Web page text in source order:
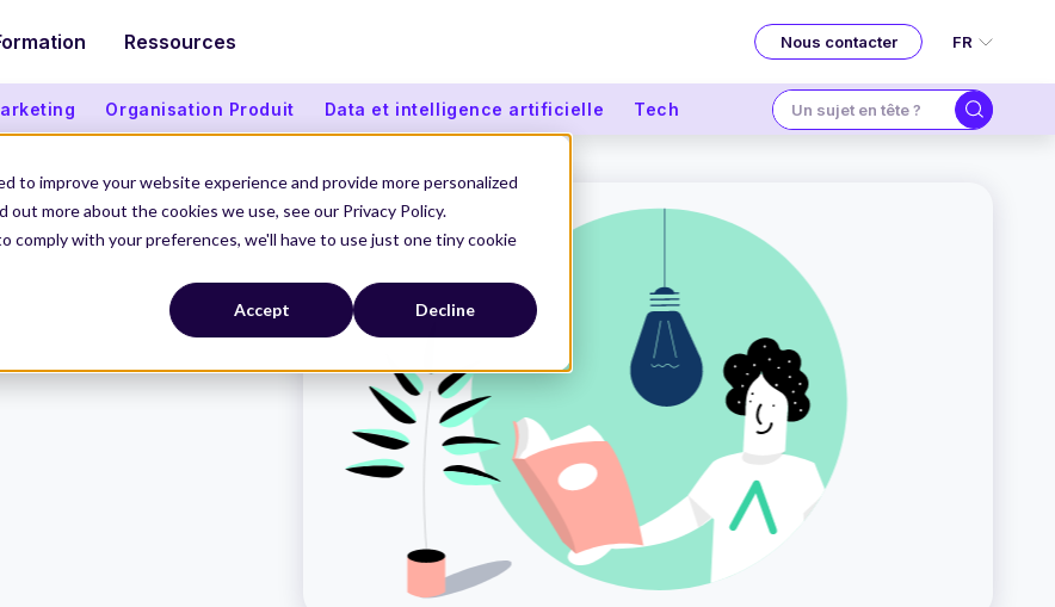
to improve your website experience and provide more personalized
more about the cookies we use, see our Privacy Policy.
with your preferences, we'll have to use just one tiny cookie
Accept Decline
Ressources Nous contacter FR
Organisation Produit Data et intelligence artificielle Tech